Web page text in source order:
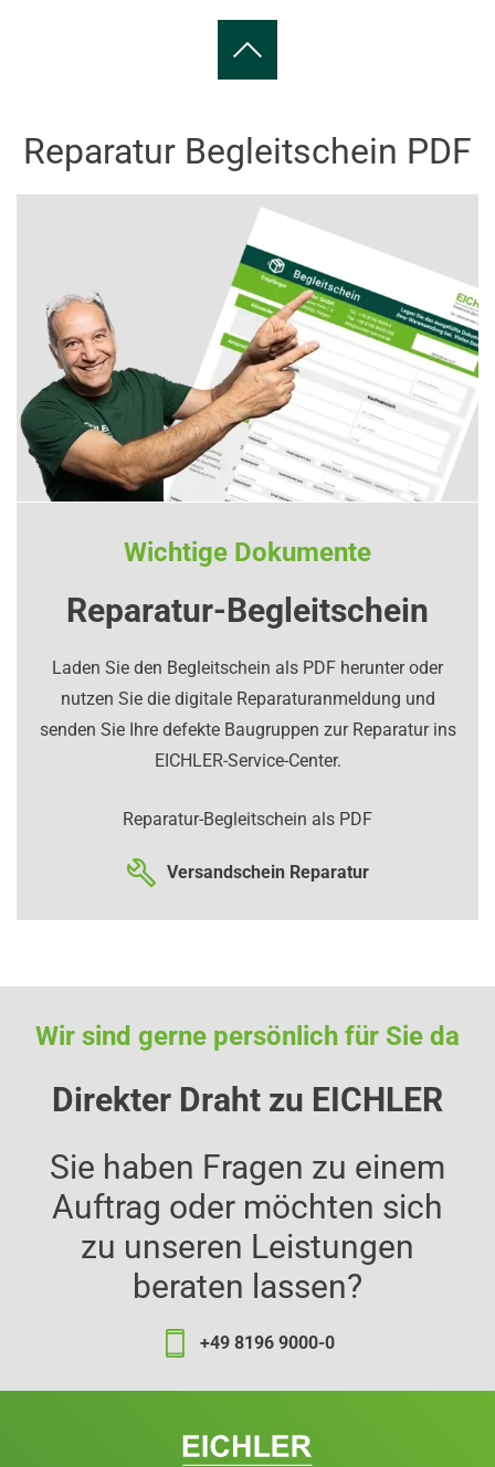
Reparatur Begleitschein PDF
Wichtige Dokumente
Reparatur-Begleitschein
Laden Sie den Begleitschein als PDF herunter oder
nutzen Sie die digitale Reparaturanmeldung und
senden Sie Ihre defekte Baugruppen zur Reparatur ins
EICHLER-Service-Center.
Reparatur-Begleitschein als PDF
Versandschein Reparatur
Wir sind gerne persönlich für Sie da
Direkter Draht zu EICHLER
Sie haben Fragen zu einem
Auftrag oder möchten sich
zu unseren Leistungen
beraten lassen?
+49 8196 9000-0